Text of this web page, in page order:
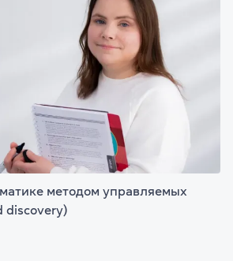
методом управляемых
discovery)